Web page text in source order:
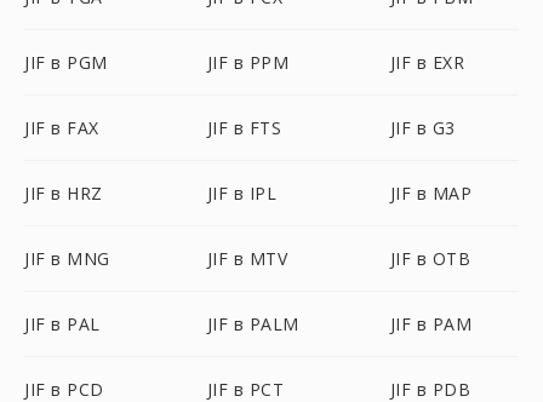
JIF в PGM JIF в PPM JIF в EXR
JIF в FAX JIF в FTS JIF в G3
JIF в HRZ JIF в IPL JIF в MAP
JIF в MNG JIF в MTV JIF в OTB
JIF в PAL JIF в PALM JIF в PAM
JIF в PCD JIF в PCT JIF в PDB